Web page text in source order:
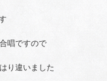
唱ですので
り違いました